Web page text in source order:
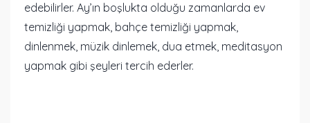
edebilirler. Ay’ın boşlukta olduğu zamanlarda ev
temizliği yapmak, bahçe temizliği yapmak,
dinlenmek, müzik dinlemek, dua etmek, meditasyon
yapmak gibi şeyleri tercih ederler.